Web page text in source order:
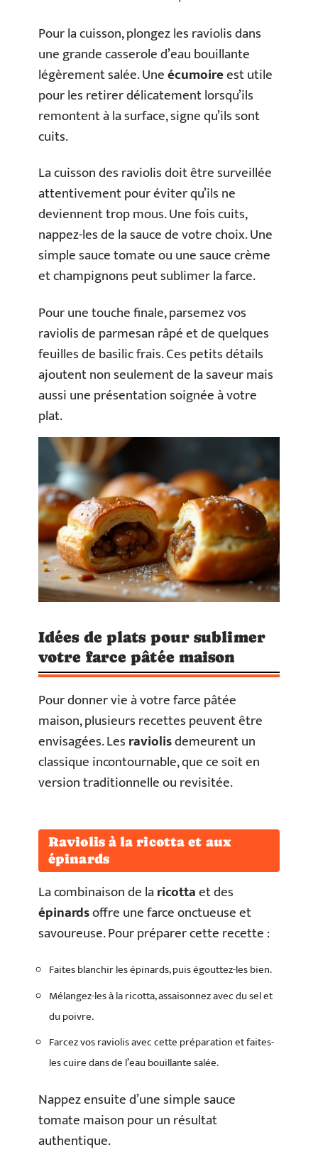
Pour la cuisson, plongez les raviolis dans
une grande casserole d’eau bouillante
légèrement salée. Uneécumoireest utile
pour les retirer délicatement lorsqu’ils
remontent à la surface, signe qu’ils sont
cuits.
La cuisson des raviolis doit être surveillée
attentivement pour éviter qu’ils ne
deviennent trop mous. Une fois cuits,
nappez-les de la sauce de votre choix. Une
simple sauce tomate ou une sauce crème
et champignons peut sublimer la farce.
Pour une touche finale, parsemez vos
raviolis de parmesan râpé et de quelques
feuilles de basilic frais. Ces petits détails
ajoutent non seulement de la saveur mais
aussi une présentation soignée à votre
plat.
Idées de plats pour sublimer
votre farce pâtée maison
Pour donner vie à votre farce pâtée
maison, plusieurs recettes peuvent être
envisagées. Lesraviolisdemeurent un
classique incontournable, que ce soit en
version traditionnelle ou revisitée.
Raviolis à la ricotta et aux
épinards
La combinaison de laricottaet des
épinardsoffre une farce onctueuse et
savoureuse. Pour préparer cette recette :
Faites blanchir les épinards, puis égouttez-les bien.
Mélangez-les à la ricotta, assaisonnez avec du sel et
du poivre.
Farcez vos raviolis avec cette préparation et faites-
les cuire dans de l’eau bouillante salée.
Nappez ensuite d’une simple sauce
tomate maison pour un résultat
authentique.